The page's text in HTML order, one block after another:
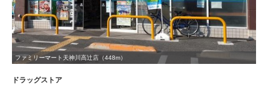
ファミリーマート天神川高辻店（448m）
ドラッグストア